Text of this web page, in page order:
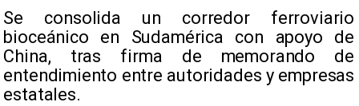
Se consolida un corredor ferroviario
bioceánico en Sudamérica con apoyo de
China, tras firma de memorando de
entendimiento entre autoridades y empresas
estatales.